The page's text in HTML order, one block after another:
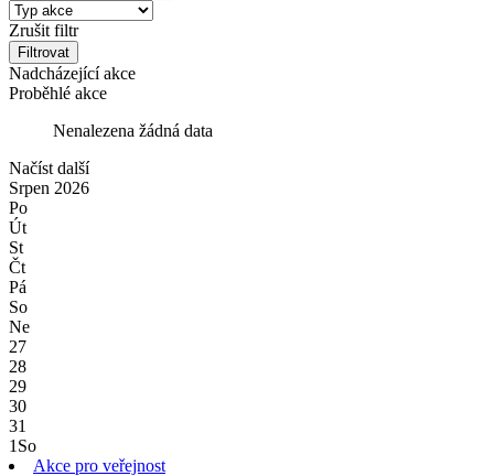
Zrušit filtr
Filtrovat
Nadcházející akce
Proběhlé akce
Nenalezena žádná data
Načíst další
Srpen 2026
Po
Út
St
Čt
Pá
So
Ne
27
28
29
30
31
1 So
Akce pro veřejnost